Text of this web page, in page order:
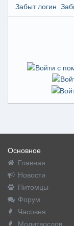
Забыт логин
Основное
Главная
Новости
Питомцы
Форум
Часовня
Молитвослов